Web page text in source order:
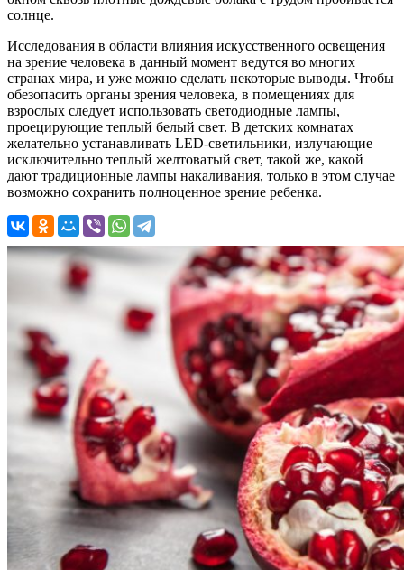
солнце.
Исследования в области влияния искусственного освещения
на зрение человека в данный момент ведутся во многих
странах мира, и уже можно сделать некоторые выводы. Чтобы
обезопасить органы зрения человека, в помещениях для
взрослых следует использовать светодиодные лампы,
проецирующие теплый белый свет. В детских комнатах
желательно устанавливать LED-светильники, излучающие
исключительно теплый желтоватый свет, такой же, какой
дают традиционные лампы накаливания, только в этом случае
возможно сохранить полноценное зрение ребенка.